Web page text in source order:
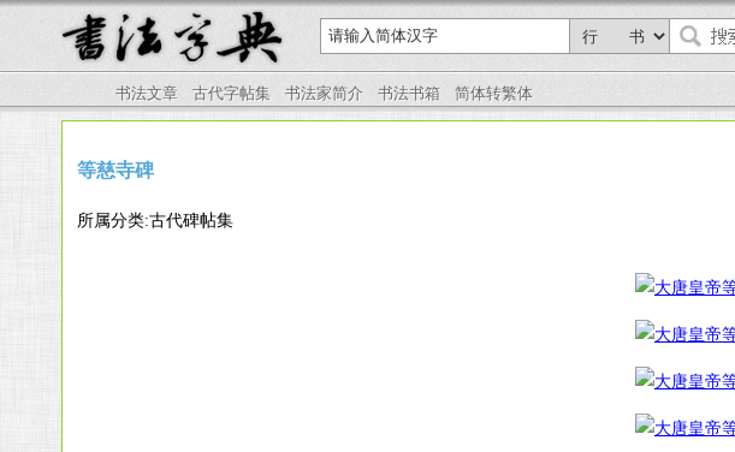
书法文章 古代字帖集 书法家简介 书法书箱 简体转繁体
等慈寺碑
所属分类:古代碑帖集